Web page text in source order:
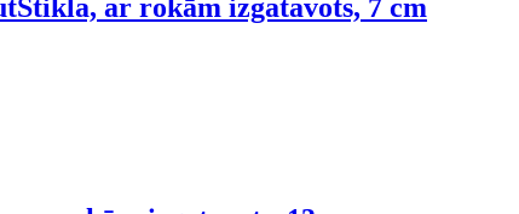
Stikla, ar rokām izgatavots, 7 cm